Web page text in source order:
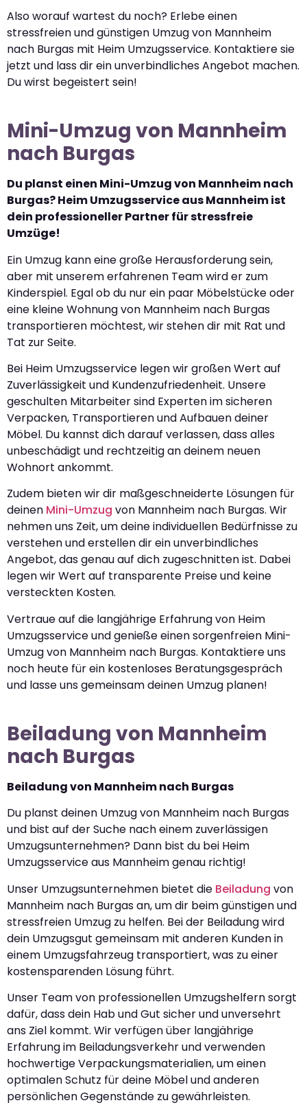
Also worauf wartest du noch? Erlebe einen
stressfreien und günstigen Umzug von Mannheim
nach Burgas mit Heim Umzugsservice. Kontaktiere sie
jetzt und lass dir ein unverbindliches Angebot machen.
Du wirst begeistert sein!
Mini-Umzug von Mannheim
nach Burgas
Du planst einen Mini-Umzug von Mannheim nach
Burgas? Heim Umzugsservice aus Mannheim ist
dein professioneller Partner für stressfreie
Umzüge!
Ein Umzug kann eine große Herausforderung sein,
aber mit unserem erfahrenen Team wird er zum
Kinderspiel. Egal ob du nur ein paar Möbelstücke oder
eine kleine Wohnung von Mannheim nach Burgas
transportieren möchtest, wir stehen dir mit Rat und
Tat zur Seite.
Bei Heim Umzugsservice legen wir großen Wert auf
Zuverlässigkeit und Kundenzufriedenheit. Unsere
geschulten Mitarbeiter sind Experten im sicheren
Verpacken, Transportieren und Aufbauen deiner
Möbel. Du kannst dich darauf verlassen, dass alles
unbeschädigt und rechtzeitig an deinem neuen
Wohnort ankommt.
Zudem bieten wir dir maßgeschneiderte Lösungen für
deinen Mini-Umzug von Mannheim nach Burgas. Wir
nehmen uns Zeit, um deine individuellen Bedürfnisse zu
verstehen und erstellen dir ein unverbindliches
Angebot, das genau auf dich zugeschnitten ist. Dabei
legen wir Wert auf transparente Preise und keine
versteckten Kosten.
Vertraue auf die langjährige Erfahrung von Heim
Umzugsservice und genieße einen sorgenfreien Mini-
Umzug von Mannheim nach Burgas. Kontaktiere uns
noch heute für ein kostenloses Beratungsgespräch
und lasse uns gemeinsam deinen Umzug planen!
Beiladung von Mannheim
nach Burgas
Beiladung von Mannheim nach Burgas
Du planst deinen Umzug von Mannheim nach Burgas
und bist auf der Suche nach einem zuverlässigen
Umzugsunternehmen? Dann bist du bei Heim
Umzugsservice aus Mannheim genau richtig!
Unser Umzugsunternehmen bietet die Beiladung von
Mannheim nach Burgas an, um dir beim günstigen und
stressfreien Umzug zu helfen. Bei der Beiladung wird
dein Umzugsgut gemeinsam mit anderen Kunden in
einem Umzugsfahrzeug transportiert, was zu einer
kostensparenden Lösung führt.
Unser Team von professionellen Umzugshelfern sorgt
dafür, dass dein Hab und Gut sicher und unversehrt
ans Ziel kommt. Wir verfügen über langjährige
Erfahrung im Beiladungsverkehr und verwenden
hochwertige Verpackungsmaterialien, um einen
optimalen Schutz für deine Möbel und anderen
persönlichen Gegenstände zu gewährleisten.